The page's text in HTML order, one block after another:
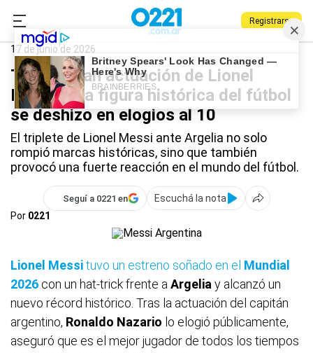
Registrarse
0221.com.ar
Lionel Messi
17 de junio de 2026
Tras la gran actuación de Lionel
Messi, una figura histórica del fútbol
se deshizo en elogios al 10
El triplete de Lionel Messi ante Argelia no solo
rompió marcas históricas, sino que también
provocó una fuerte reacción en el mundo del fútbol.
Seguí a 0221 en
Escuchá la nota
Por 0221
Lionel Messituvo un estreno soñado en el Mundial
2026 con un hat-trick frente a Argelia y alcanzó un
nuevo récord histórico. Tras la actuación del capitán
argentino, Ronaldo Nazario lo elogió públicamente,
aseguró que es el mejor jugador de todos los tiempos